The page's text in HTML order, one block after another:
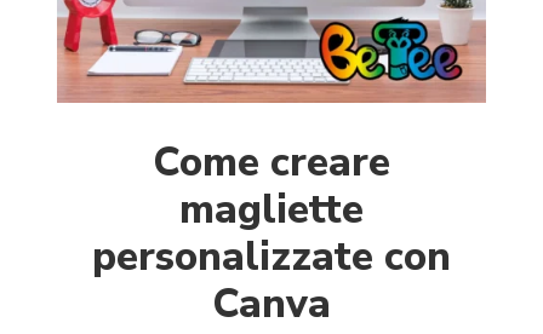
Come creare
magliette
personalizzate con
Canva